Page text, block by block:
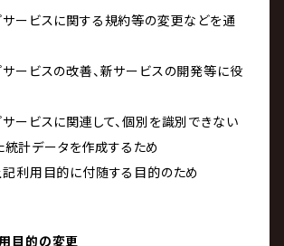
プサービスに関する規約等の変更などを通
プサービスの改善、新サービスの開発等に役
サービスに関連して、個別を識別できない
計データを作成するため
上記利用目的に付随する目的のため
目的の変更